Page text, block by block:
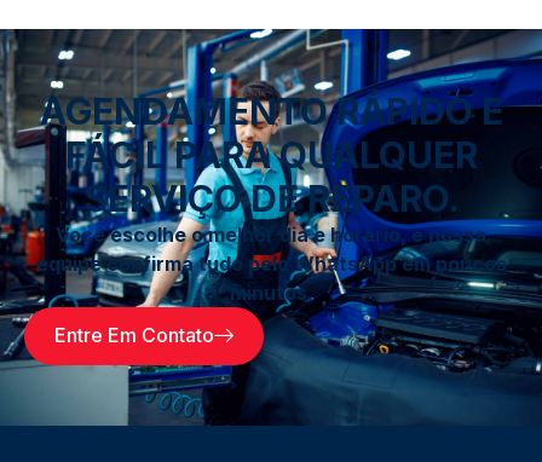
AGENDAMENTO RÁPIDO E
FÁCIL PARA QUALQUER
SERVIÇO DE REPARO.
Você escolhe o melhor dia e horário, e nossa
equipe confirma tudo pelo WhatsApp em poucos
minutos.
Entre Em Contato